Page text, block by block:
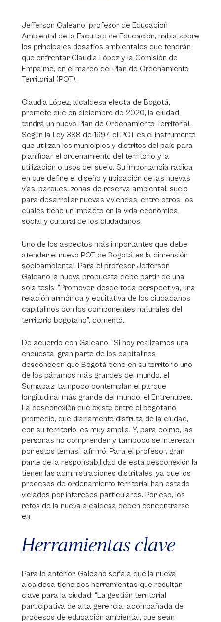
Jefferson Galeano, profesor de Educación
Ambiental de la Facultad de Educación, habla sobre
los principales desafíos ambientales que tendrán
que enfrentar Claudia López y la Comisión de
Empalme, en el marco del Plan de Ordenamiento
Territorial (POT).
Claudia López, alcaldesa electa de Bogotá,
promete que en diciembre de 2020, la ciudad
tendrá un nuevo Plan de Ordenamiento Territorial.
Según la Ley 388 de 1997, el POT es el instrumento
que utilizan los municipios y distritos del país para
planificar el ordenamiento del territorio y la
utilización o usos del suelo. Su importancia radica
en que define el diseño y ubicación de las nuevas
vías, parques, zonas de reserva ambiental, suelo
para desarrollar nuevas viviendas, entre otros; los
cuales tiene un impacto en la vida económica,
social y cultural de los ciudadanos.
Uno de los aspectos más importantes que debe
atender el nuevo POT de Bogotá es la dimensión
socioambiental. Para el profesor Jefferson
Galeano la nueva propuesta debe partir de una
sola tesis: “Promover, desde toda perspectiva, una
relación armónica y equitativa de los ciudadanos
capitalinos con los componentes naturales del
territorio bogotano”, comentó.
De acuerdo con Galeano, “Si hoy realizamos una
encuesta, gran parte de los capitalinos
desconocen que Bogotá tiene en su territorio uno
de los páramos más grandes del mundo, el
Sumapaz; tampoco contemplan el parque
longitudinal más grande del mundo, el Entrenubes.
La desconexión que existe entre el bogotano
promedio, que diariamente disfruta de la ciudad,
con su territorio, es muy amplia. Y, para colmo, las
personas no comprenden y tampoco se interesan
por estos temas”, afirmó. Para el profesor, gran
parte de la responsabilidad de esta desconexión la
tienen las administraciones distritales, ya que los
procesos de ordenamiento territorial han estado
viciados por intereses particulares. Por eso, los
retos de la nueva alcaldesa deben concentrarse
en:
Herramientas clave
Para lo anterior, Galeano señala que la nueva
alcaldesa tiene dos herramientas que resultan
clave para la ciudad: “La gestión territorial
participativa de alta gerencia, acompañada de
procesos de educación ambiental, que sean